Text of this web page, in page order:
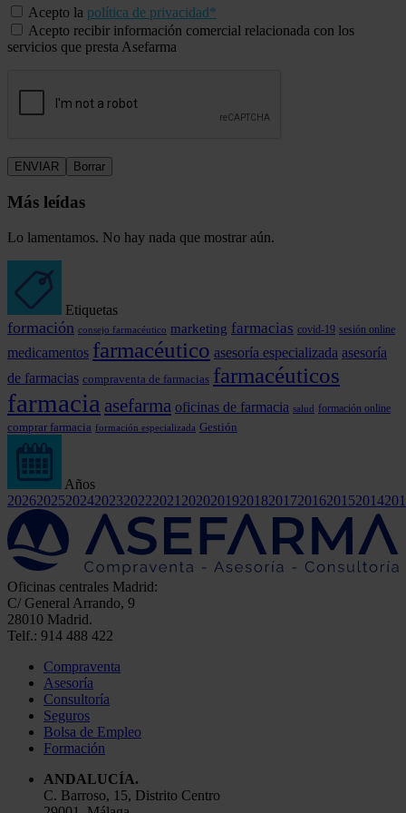
Acepto la política de privacidad*
Acepto recibir información comercial relacionada con los
servicios que presta Asefarma
Más leídas
Lo lamentamos. No hay nada que mostrar aún.
Etiquetas
formación consejo farmacéutico marketing farmacias covid-19 sesión online
medicamentos farmacéutico asesoría especializada asesoría
de farmacias compraventa de farmacias farmacéuticos
farmacia asefarma oficinas de farmacia salud formación online
comprar farmacia formación especializada Gestión
Años
202620252024202320222021 2020201920182017201620152014
Oficinas centrales Madrid:
C/ General Arrando, 9
28010 Madrid.
Telf.: 914 488 422
Compraventa
Asesoría
Consultoría
Seguros
Bolsa de Empleo
Formación
ANDALUCÍA.
C. Barroso, 15, Distrito Centro